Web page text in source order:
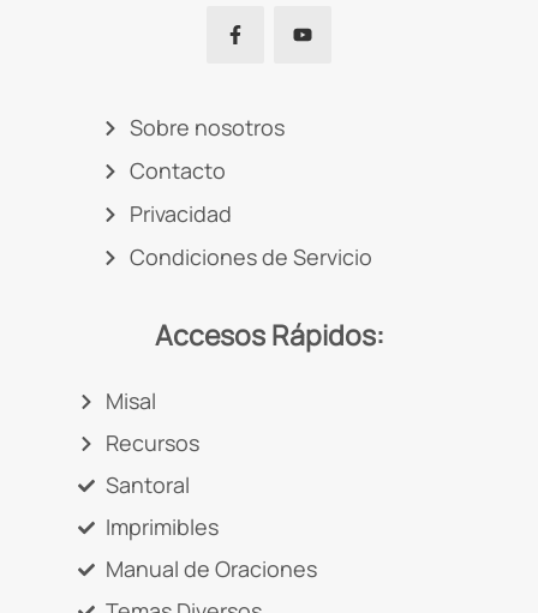
Sobre nosotros
Contacto
Privacidad
Condiciones de Servicio
Accesos Rápidos:
Misal
Recursos
Santoral
Imprimibles
Manual de Oraciones